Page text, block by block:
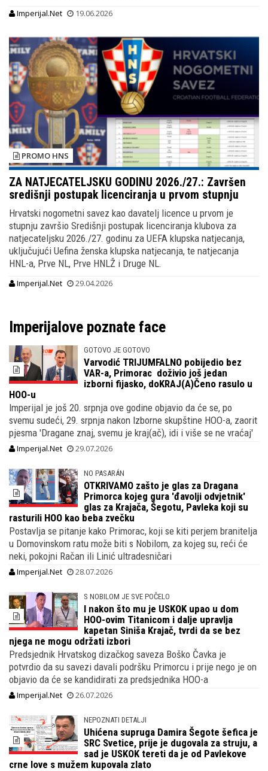
Imperijal.Net 19.06.2026
PROMO HNS
ZA NATJECATELJSKU GODINU 2026./27.: Završen
središnji postupak licenciranja u prvom stupnju
Hrvatski nogometni savez kao davatelj licence u prvom je
stupnju završio Središnji postupak licenciranja klubova za
natjecateljsku 2026./27. godinu za UEFA klupska natjecanja,
uključujući Uefina ženska klupska natjecanja, te natjecanja
HNL-a, Prve NL, Prve HNLŽ i Druge NL.
Imperijal.Net 29.04.2026
Imperijalove poznate face
GOTOVO JE GOTOVO
Varvodić TRIJUMFALNO pobijedio bez
VAR-a, Primorac doživio još jedan
izborni fijasko, doKRAJ(A)Čeno rasulo u
HOO-u
Imperijal je još 20. srpnja ove godine objavio da će se, po
svemu sudeći, 29. srpnja nakon Izborne skupštine HOO-a, zaorit
pjesma 'Dragane znaj, svemu je kraj(ač), idi i više se ne vraćaj'
Imperijal.Net 29.07.2026
NO PASARÁN
OTKRIVAMO zašto je glas za Dragana
Primorca kojeg gura 'đavolji odvjetnik'
glas za Krajača, Šegotu, Pavleka koji su
rasturili HOO kao beba zvečku
Postavlja se pitanje kako Primorac, koji se kiti perjem branitelja
u Domovinskom ratu može biti s Nobilom, za kojeg su, reći će
neki, pokojni Račan ili Linić ultradesničari
Imperijal.Net 28.07.2026
S NOBILOM JE SVE POČELO
I nakon što mu je USKOK upao u dom
HOO-ovim Titanicom i dalje upravlja
kapetan Siniša Krajač, tvrdi da se bez
njega ne mogu održati izbori
Predsjednik Hrvatskog dizačkog saveza Boško Čavka je
potvrdio da su savezi davali podršku Primorcu i prije nego je on
objavio da će se kandidirati za predsjednika HOO-a
Imperijal.Net 26.07.2026
NEPOZNATI DETALJI
Uhićena supruga Damira Šegote šefica je
SRC Svetice, prije je dugovala za struju, a
sad je USKOK tereti da je od Pavlekove
crne love s mužem kupovala zlato